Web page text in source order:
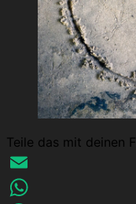
Teile das mit deinen
Email